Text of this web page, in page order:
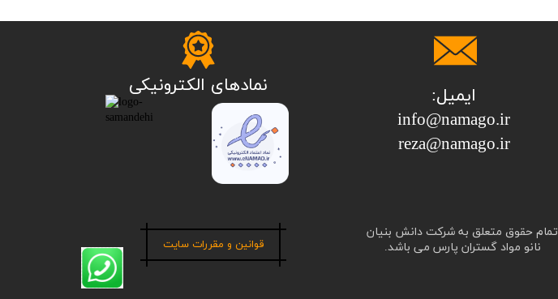
تمام حقوق متعلق به شرکت دانش بنیان
نانو مواد گستران پارس می باشد.
ایمیل:
info@namago.ir
​​​​​​​reza@namago.ir
​نمادهای الکترونیکی
قوانین و مقررات سایت